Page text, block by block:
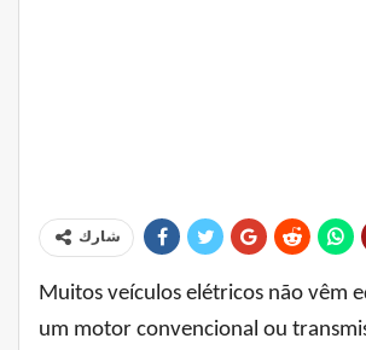
شارك
Muitos veículos elétricos não vêm
um motor convencional ou